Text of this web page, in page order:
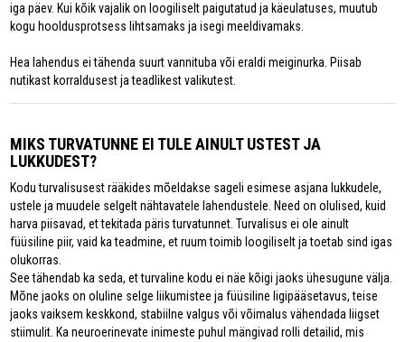
iga päev. Kui kõik vajalik on loogiliselt paigutatud ja käeulatuses, muutub
kogu hooldusprotsess lihtsamaks ja isegi meeldivamaks.
Hea lahendus ei tähenda suurt vannituba või eraldi meiginurka. Piisab
nutikast korraldusest ja teadlikest valikutest.
MIKS TURVATUNNE EI TULE AINULT USTEST JA
LUKKUDEST?
Kodu turvalisusest rääkides mõeldakse sageli esimese asjana lukkudele,
ustele ja muudele selgelt nähtavatele lahendustele. Need on olulised, kuid
harva piisavad, et tekitada päris turvatunnet. Turvalisus ei ole ainult
füüsiline piir, vaid ka teadmine, et ruum toimib loogiliselt ja toetab sind igas
olukorras.
See tähendab ka seda, et turvaline kodu ei näe kõigi jaoks ühesugune välja.
Mõne jaoks on oluline selge liikumistee ja füüsiline ligipääsetavus, teise
jaoks vaiksem keskkond, stabiilne valgus või võimalus vähendada liigset
stiimulit. Ka neuroerinevate inimeste puhul mängivad rolli detailid, mis